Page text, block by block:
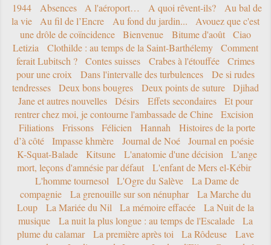
1944 Absences A l'aéroport… A quoi rêvent-ils?
Au bal de
la vie
Au fil de l’Encre Au fond du jardin...
Avouez que c'est
une drôle de coïncidence
Bienvenue Bitume d'août
Ciao
Letizia
Clothilde : au temps de la Saint-Barthélemy
Comment
ferait Lubitsch ?
Contes suisses Crabes à l'étouffée
Crimes
pour une croix
Dans l'intervalle des turbulences
De si rudes
tendresses
Deux bons bougres Deux points de suture
Djihad
Jane et autres nouvelles
Désirs Effets secondaires
Et pour
rentrer chez moi, je contourne l'ambassade de Chine
Excision
Filiations
Frissons Félicien Hannah
Histoires de la porte
d’à côté
Impasse khmère Journal de Noé
Journal en poésie
K-Squat-Balade
Kitsune L'anatomie d'une décision
L'ange
mort, leçons d'amnésie par défaut
L'enfant de Mers el-Kébir
L'homme tournesol
L'Ogre du Salève
La Dame de
compagnie
La grenouille sur son nénuphar
La Marche du
Loup
La Mariée du Nil La mémoire effacée
La Nuit de la
musique
La nuit la plus longue : au temps de l'Escalade
La
plume du calamar
La première après toi La Rôdeuse
Lave